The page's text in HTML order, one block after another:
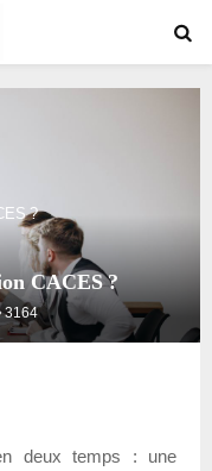
?
CACES ?
3164
deux temps : une